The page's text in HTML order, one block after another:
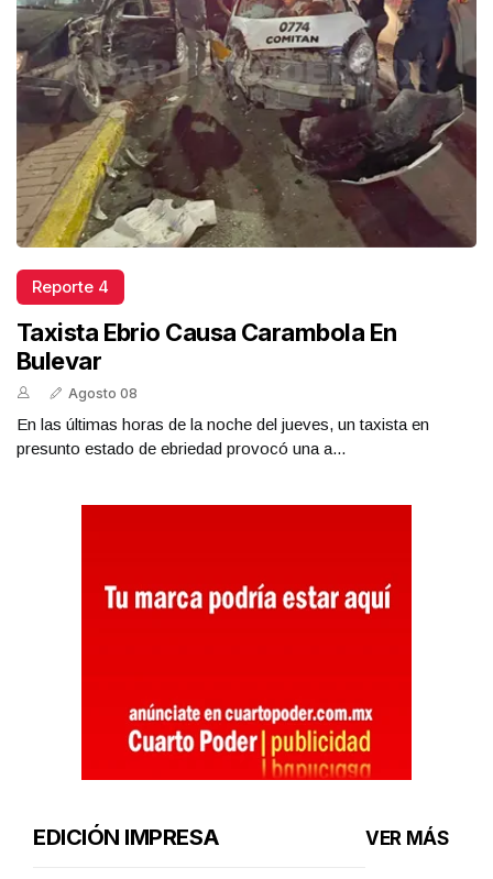
Reporte 4
Taxista Ebrio Causa Carambola En
Bulevar
Agosto 08
En las últimas horas de la noche del jueves, un taxista en
presunto estado de ebriedad provocó una a...
EDICIÓN IMPRESA VER MÁS